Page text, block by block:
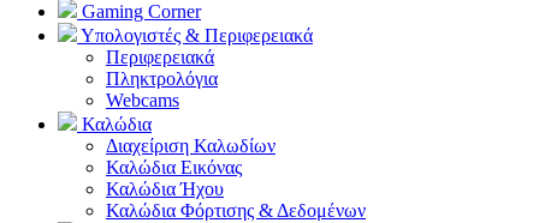
Gaming Corner
Υπολογιστές & Περιφερειακά
Περιφερειακά
Πληκτρολόγια
Webcams
Καλώδια
Διαχείριση Καλωδίων
Καλώδια Εικόνας
Καλώδια Ήχου
Καλώδια Φόρτισης & Δεδομένων